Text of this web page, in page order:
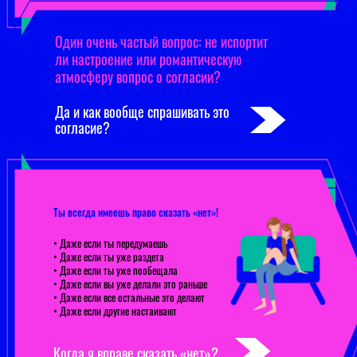
Один очень частый вопрос: не испортит
ли настроение или романтическую
атмосферу вопрос о согласии?
Да и как вообще спрашивать это
согласие?
Ты всегда имеешь право сказать «нет»!
• Даже если ты передумаешь
• Даже если ты уже раздета
• Даже если ты уже пообещала
• Даже если вы уже делали это раньше
• Даже если все остальные это делают
• Даже если другие настаивают